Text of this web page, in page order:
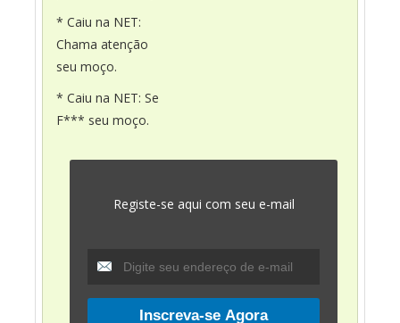
* Caiu na NET:
Chama atenção
seu moço.
* Caiu na NET: Se
F*** seu moço.
Registe-se aqui com seu e-mail